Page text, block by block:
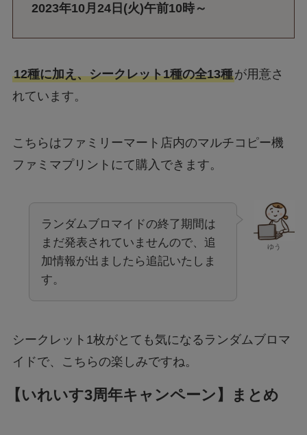
2023年10月24日(火)午前10時～
12種に加え、シークレット1種の全13種が用意さ
れています。
こちらはファミリーマート店内のマルチコピー機
ファミマプリントにて購入できます。
ゆう
ランダムブロマイドの終了期間は
まだ発表されていませんので、追
加情報が出ましたら追記いたしま
す。
シークレット1枚がとても気になるランダムブロマ
イドで、こちらの楽しみですね。
【いれいす3周年キャンペーン】まとめ